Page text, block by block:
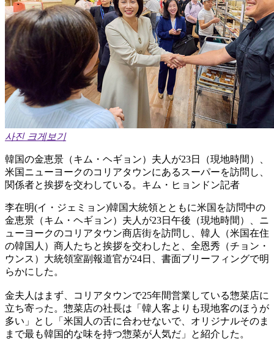
사진 크게보기
韓国の金恵景（キム・ヘギョン）夫人が23日（現地時間）、
米国ニューヨークのコリアタウンにあるスーパーを訪問し、
関係者と挨拶を交わしている。キム・ヒョンドン記者
李在明(イ・ジェミョン)韓国大統領とともに米国を訪問中の
金恵景（キム・ヘギョン）夫人が23日午後（現地時間）、ニ
ューヨークのコリアタウン商店街を訪問し、韓人（米国在住
の韓国人）商人たちと挨拶を交わしたと、全恩秀（チョン・
ウンス）大統領室副報道官が24日、書面ブリーフィングで明
らかにした。
金夫人はまず、コリアタウンで25年間営業している惣菜店に
立ち寄った。惣菜店の社長は「韓人客よりも現地客のほうが
多い」とし「米国人の舌に合わせないで、オリジナルそのま
まで最も韓国的な味を持つ惣菜が人気だ」と紹介した。